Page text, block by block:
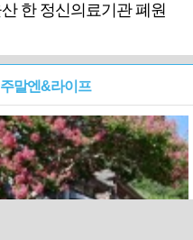
한 정신의료기관 폐원
주말엔&라이프